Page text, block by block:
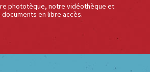
phototèque, notre vidéothèque et
documents en libre accès.